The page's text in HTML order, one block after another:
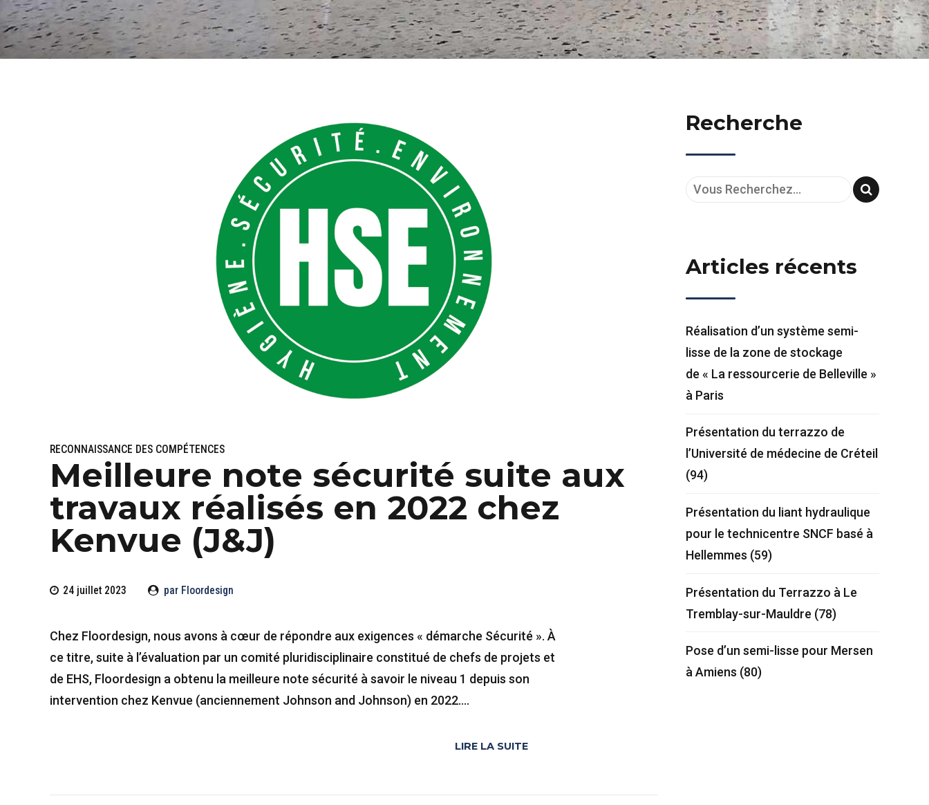
RECONNAISSANCE DES COMPÉTENCES
Meilleure note sécurité suite aux
travaux réalisés en 2022 chez
Kenvue (J&J)
24 juillet 2023 par Floordesign
Chez Floordesign, nous avons à cœur de répondre aux exigences « démarche Sécurité ». À
ce titre, suite à l’évaluation par un comité pluridisciplinaire constitué de chefs de projets et
de EHS, Floordesign a obtenu la meilleure note sécurité à savoir le niveau 1 depuis son
intervention chez Kenvue (anciennement Johnson and Johnson) en 2022....
LIRE LA SUITE
Recherche
Articles récents
Réalisation d’un système semi-
lisse de la zone de stockage
de « La ressourcerie de Belleville »
à Paris
Présentation du terrazzo de
l’Université de médecine de Créteil
(94)
Présentation du liant hydraulique
pour le technicentre SNCF basé à
Hellemmes (59)
Présentation du Terrazzo à Le
Tremblay-sur-Mauldre (78)
Pose d’un semi-lisse pour Mersen
à Amiens (80)